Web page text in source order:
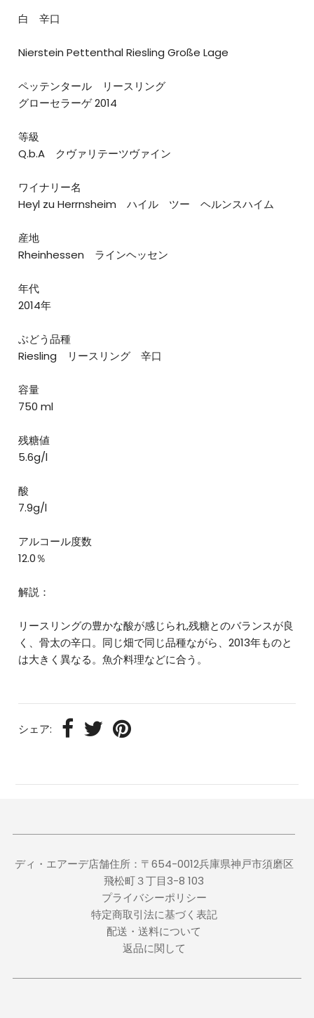
白 辛口
Nierstein Pettenthal Riesling Große Lage
ペッテンタール リースリング
グローセラーゲ 2014
等級
Q.b.A クヴァリテーツヴァイン
ワイナリー名
Heyl zu Herrnsheim ハイル ツー ヘルンスハイム
産地
Rheinhessen ラインヘッセン
年代
2014年
ぶどう品種
Riesling リースリング 辛口
容量
750 ml
残糖値
5.6g/l
酸
7.9g/l
アルコール度数
12.0％
解説：
リースリングの豊かな酸が感じられ,残糖とのバランスが良
く、骨太の辛口。同じ畑で同じ品種ながら、2013年ものと
は大きく異なる。魚介料理などに合う。
シェア:
ディ・エアーデ店舗住所：〒654-0012兵庫県神戸市須磨区
飛松町３丁目3-8 103
プライバシーポリシー
特定商取引法に基づく表記
配送・送料について
返品に関して